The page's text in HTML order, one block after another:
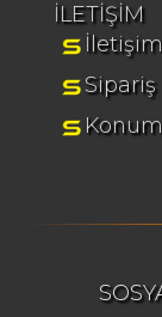
İLETİŞİM